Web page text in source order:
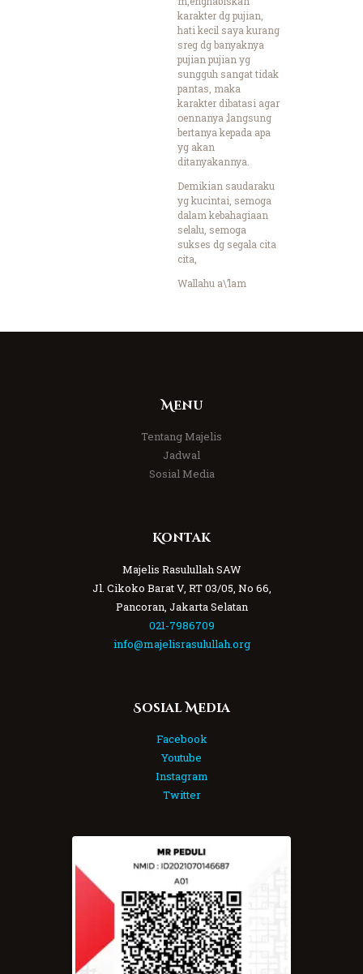
karakter dg pujian,
hati kecil saya kurang
sreg dg banyaknya
pujian pujian yg
sungguh sangat tidak
pantas, maka
karakter dibatasi agar
oennanya ;langsung
bertanya kepada apa
yg akan
ditanyakannya.
Demikian saudaraku
yg kucintai, semoga
dalam kebahagiaan
selalu, semoga
sukses dg segala cita
cita,
Wallahu a\’lam
Menu
Tentang Majelis
Jadwal
Sosial Media
Kontak
Majelis Rasulullah SAW
Jl. Cikoko Barat V, RT 03/05, No 66,
Pancoran, Jakarta Selatan
021-7986709
info@majelisrasulullah.org
Sosial Media
Facebook
Youtube
Instagram
Twitter